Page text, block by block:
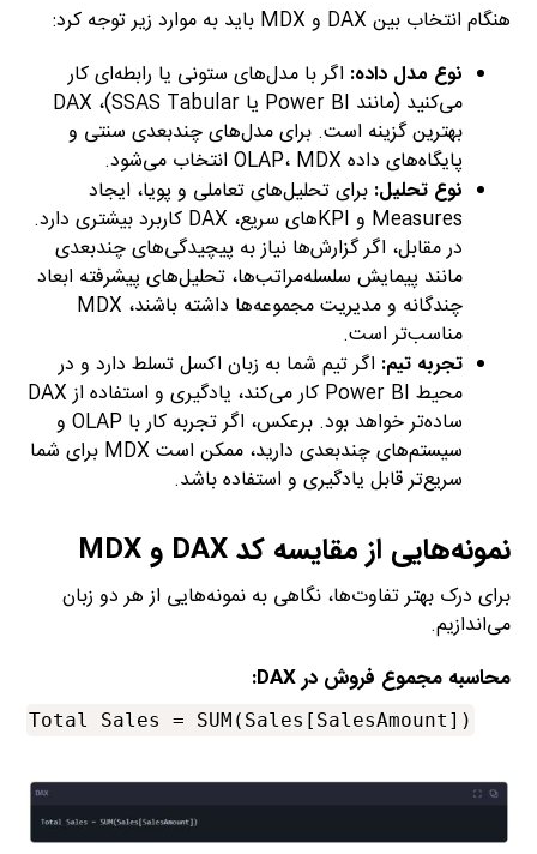
هنگام انتخاب بین DAX و MDX باید به موارد زیر توجه کرد:
نوع مدل داده: اگر با مدل‌های ستونی یا رابطه‌ای کار
می‌کنید (مانند Power BI یا SSAS Tabular)، DAX
بهترین گزینه است. برای مدل‌های چندبعدی سنتی و
پایگاه‌های داده OLAP، MDX انتخاب می‌شود.
نوع تحلیل: برای تحلیل‌های تعاملی و پویا، ایجاد
Measures و KPIهای سریع، DAX کاربرد بیشتری دارد.
در مقابل، اگر گزارش‌ها نیاز به پیچیدگی‌های چندبعدی
مانند پیمایش سلسله‌مراتب‌ها، تحلیل‌های پیشرفته ابعاد
چندگانه و مدیریت مجموعه‌ها داشته باشند، MDX
مناسب‌تر است.
تجربه تیم: اگر تیم شما به زبان اکسل تسلط دارد و در
محیط Power BI کار می‌کند، یادگیری و استفاده از DAX
ساده‌تر خواهد بود. برعکس، اگر تجربه کار با OLAP و
سیستم‌های چندبعدی دارید، ممکن است MDX برای شما
سریع‌تر قابل یادگیری و استفاده باشد.
نمونه‌هایی از مقایسه کد DAX و MDX
برای درک بهتر تفاوت‌ها، نگاهی به نمونه‌هایی از هر دو زبان
می‌اندازیم.
محاسبه مجموع فروش در DAX:
Total Sales = SUM(Sales[SalesAmount])